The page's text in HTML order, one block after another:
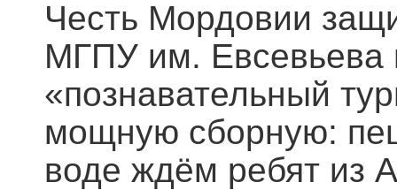
Честь Мордовии
МГПУ им. Евсевьева
«познавательный
мощную сборную:
воде ждём ребят из